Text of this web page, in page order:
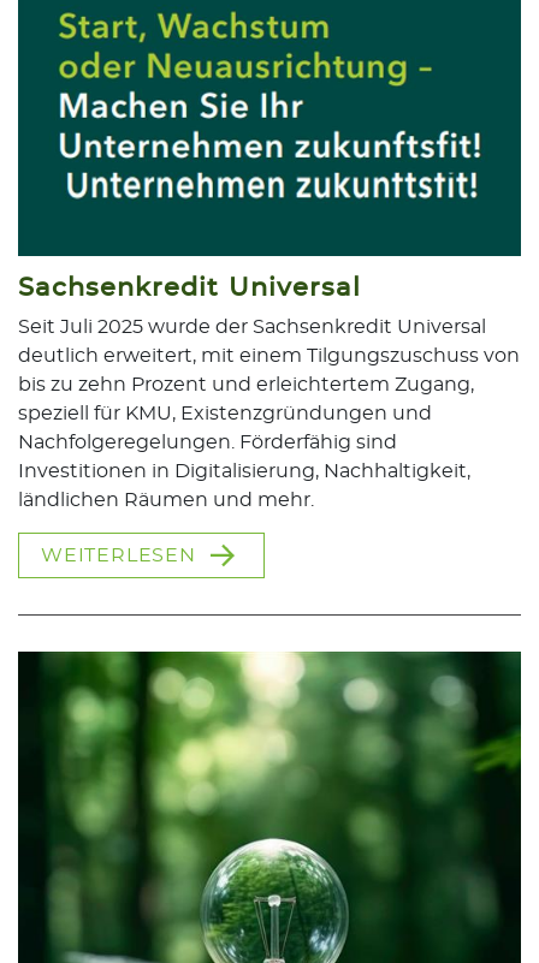
Sachsenkredit Universal
Seit Juli 2025 wurde der Sachsenkredit Universal
deutlich erweitert, mit einem Tilgungszuschuss von
bis zu zehn Prozent und erleichtertem Zugang,
speziell für KMU, Existenzgründungen und
Nachfolgeregelungen. Förderfähig sind
Investitionen in Digitalisierung, Nachhaltigkeit,
ländlichen Räumen und mehr.
WEITERLESEN